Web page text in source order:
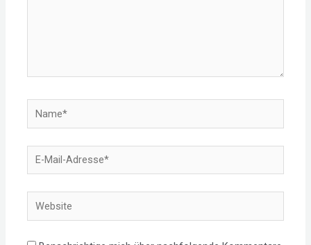
Name*
E-
Mail-
Adresse*
Website